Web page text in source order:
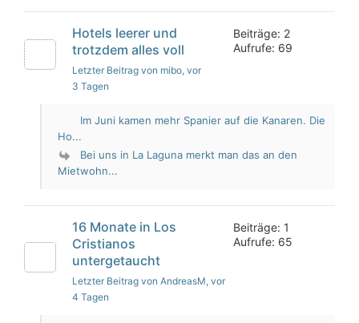
Hotels leerer und
trotzdem alles voll
Letzter Beitrag von mibo, vor
3 Tagen
Beiträge: 2
Aufrufe: 69
Im Juni kamen mehr Spanier auf die Kanaren. Die
Ho...
Bei uns in La Laguna merkt man das an den
Mietwohn...
16 Monate in Los
Cristianos
untergetaucht
Letzter Beitrag von AndreasM, vor
4 Tagen
Beiträge: 1
Aufrufe: 65